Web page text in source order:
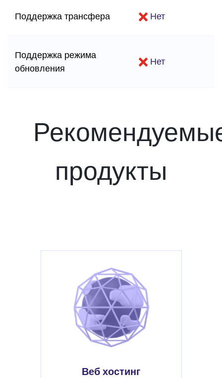
Поддержка трансфера Нет
Поддержка режима
обновления
Нет
продукты
Веб хостинг